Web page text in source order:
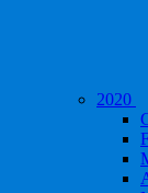
2020